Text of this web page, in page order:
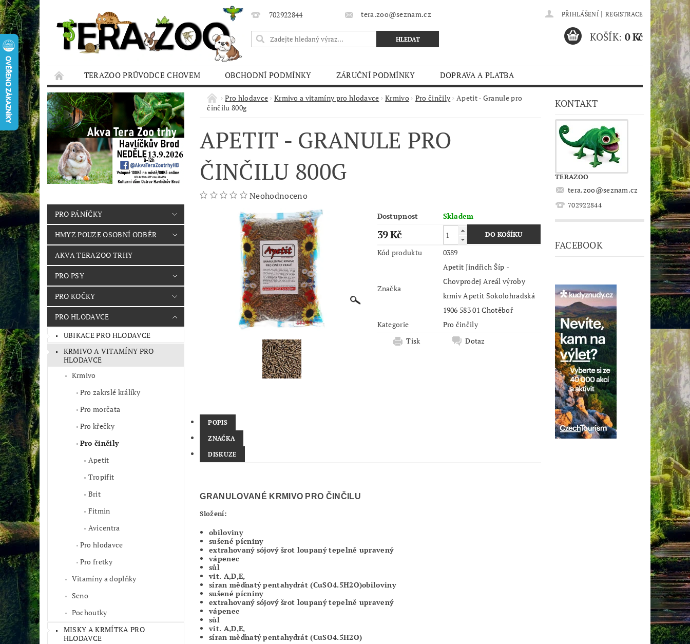
702922844 tera.zoo@seznam.cz PŘIHLÁŠENÍ | REGISTRACE
KOŠÍK: 0 Kč
TERAZOO PRŮVODCE CHOVEM OBCHODNÍ PODMÍNKY ZÁRUČNÍ PODMÍNKY
DOPRAVA A PLATBA
HODNOCENÍ OBCHODU
AQUA TERAZOO TRHY
PRO PÁNÍČKY
HMYZ POUZE OSOBNÍ ODBĚR
AKVA TERAZOO TRHY
PRO PSY
PRO KOČKY
PRO HLODAVCE
UBIKACE PRO HLODAVCE
KRMIVO A VITAMÍNY PRO
HLODAVCE
Krmivo
Pro zakrslé králíky
Pro morčata
Pro křečky
Pro činčily
Apetit
Tropifit
Brit
Fitmin
Avicentra
Pro hlodavce
Pro fretky
Vitamíny a doplňky
Seno
Pochoutky
MISKY A KRMÍTKA PRO
HLODAVCE
Pro hlodavce Krmivo a vitamíny pro hlodavce Krmivo Pro činčily
Apetit - Granule pro
činčilu 800g
APETIT - GRANULE PRO
ČINČILU 800G
Neohodnoceno
Dostupnost Skladem
39 Kč
Kód produktu 0389
Značka
Apetit Jindřich Šíp -
Chovprodej Areál výroby
krmiv Apetit Sokolohradská
1906 583 01 Chotěboř
Kategorie
Pro činčily
Tisk
Dotaz
POPIS
ZNAČKA
DISKUZE
GRANULOVANÉ KRMIVO PRO ČINČILU
Složení:
obiloviny
sušené pícniny
extrahovaný sójový šrot loupaný tepelně upravený
vápenec
sůl
vit. A,D,E,
síran měďnatý pentahydrát (CuSO4.5H2O)obiloviny
sušené pícniny
extrahovaný sójový šrot loupaný tepelně upravený
vápenec
sůl
vit. A,D,E,
síran měďnatý pentahydrát (CuSO4.5H2O)
KONTAKT
TERAZOO
tera.zoo@seznam.cz
702922844
FACEBOOK